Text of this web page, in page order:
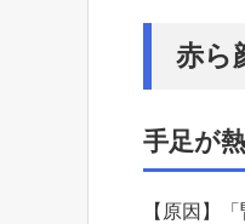
赤ら
手足が
【原因】